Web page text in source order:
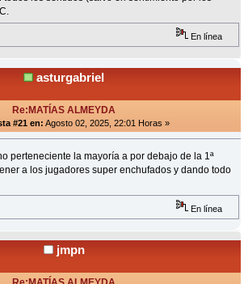
En línea
asturgabriel
Re:MATÍAS ALMEYDA
#21 en: Agosto 02, 2025, 22:01 Horas »
perteneciente la mayoría a por debajo de la 1ª
a los jugadores super enchufados y dando todo
En línea
jmpn